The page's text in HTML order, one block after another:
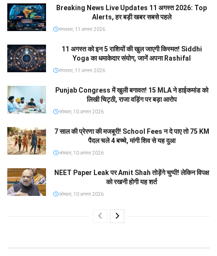
Breaking News Live Updates 11 अगस्त 2026: Top
Alerts, हर बड़ी खबर सबसे पहले
मंगलवार, 11 अगस्त 2026
11 अगस्त को इन 5 राशियों की खुल जाएगी किस्मत! Siddhi
Yoga का धमाकेदार संयोग, जानें अपना Rashifal
मंगलवार, 11 अगस्त 2026
Punjab Congress में खुली बगावत! 15 MLA ने हाईकमांड को
लिखी चिट्ठी, राजा वड़िंग पर बड़ा आरोप
सोमवार, 10 अगस्त 2026
7 साल की प्रेरणा की मजबूरी! School Fees न दे पाए तो 75 KM
पैदल चले 4 बच्चे, मांगी शिव से यह दुआ
सोमवार, 10 अगस्त 2026
NEET Paper Leak पर Amit Shah तोड़ेंगे चुप्पी! लेकिन विपक्ष
को रखनी होगी यह शर्त
सोमवार, 10 अगस्त 2026